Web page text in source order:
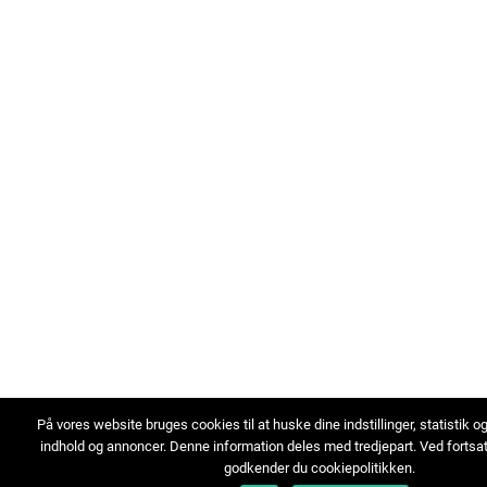
På vores website bruges cookies til at huske dine indstillinger, statistik
indhold og annoncer. Denne information deles med tredjepart. Ved
godkender du cookiepolitikken.